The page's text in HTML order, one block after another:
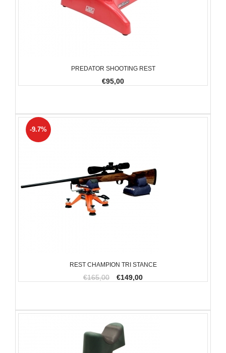
PREDATOR SHOOTING REST
€95,00
REST CHAMPION TRI STANCE
€165,00 €149,00
-9.7%